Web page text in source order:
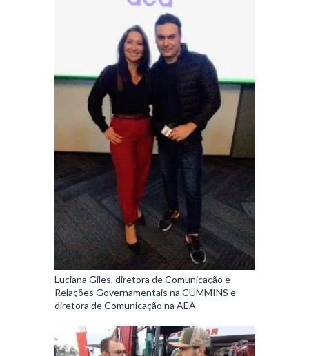
Luciana Giles, diretora de Comunicação e
Relações Governamentais na CUMMINS e
diretora de Comunicação na AEA